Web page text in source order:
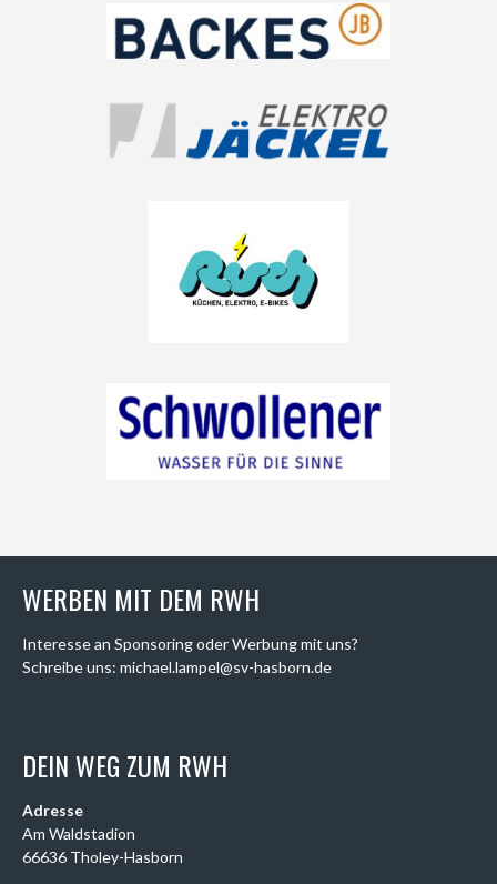
WERBEN MIT DEM RWH
Interesse an Sponsoring oder Werbung mit uns?
Schreibe uns: michael.lampel@sv-hasborn.de
DEIN WEG ZUM RWH
Adresse
Am Waldstadion
66636 Tholey-Hasborn